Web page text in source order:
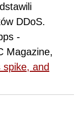
DDoS.
-
Magazine,
and